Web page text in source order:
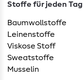
Stoffe für jeden Tag
Baumwollstoffe
Leinenstoffe
Viskose Stoff
Sweatstoffe
Musselin